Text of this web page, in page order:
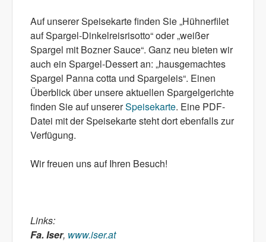
Auf unserer Speisekarte finden Sie „Hühnerfilet
auf Spargel-Dinkelreisrisotto“ oder „weißer
Spargel mit Bozner Sauce“. Ganz neu bieten wir
auch ein Spargel-Dessert an: „hausgemachtes
Spargel Panna cotta und Spargeleis“. Einen
Überblick über unsere aktuellen Spargelgerichte
finden Sie auf unsererSpeisekarte. Eine PDF-
Datei mit der Speisekarte steht dort ebenfalls zur
Verfügung.
Wir freuen uns auf Ihren Besuch!
Links:
Fa. Iser, www.iser.at